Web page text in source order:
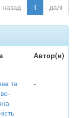
назад 1 далі
Автор(и)
та
-